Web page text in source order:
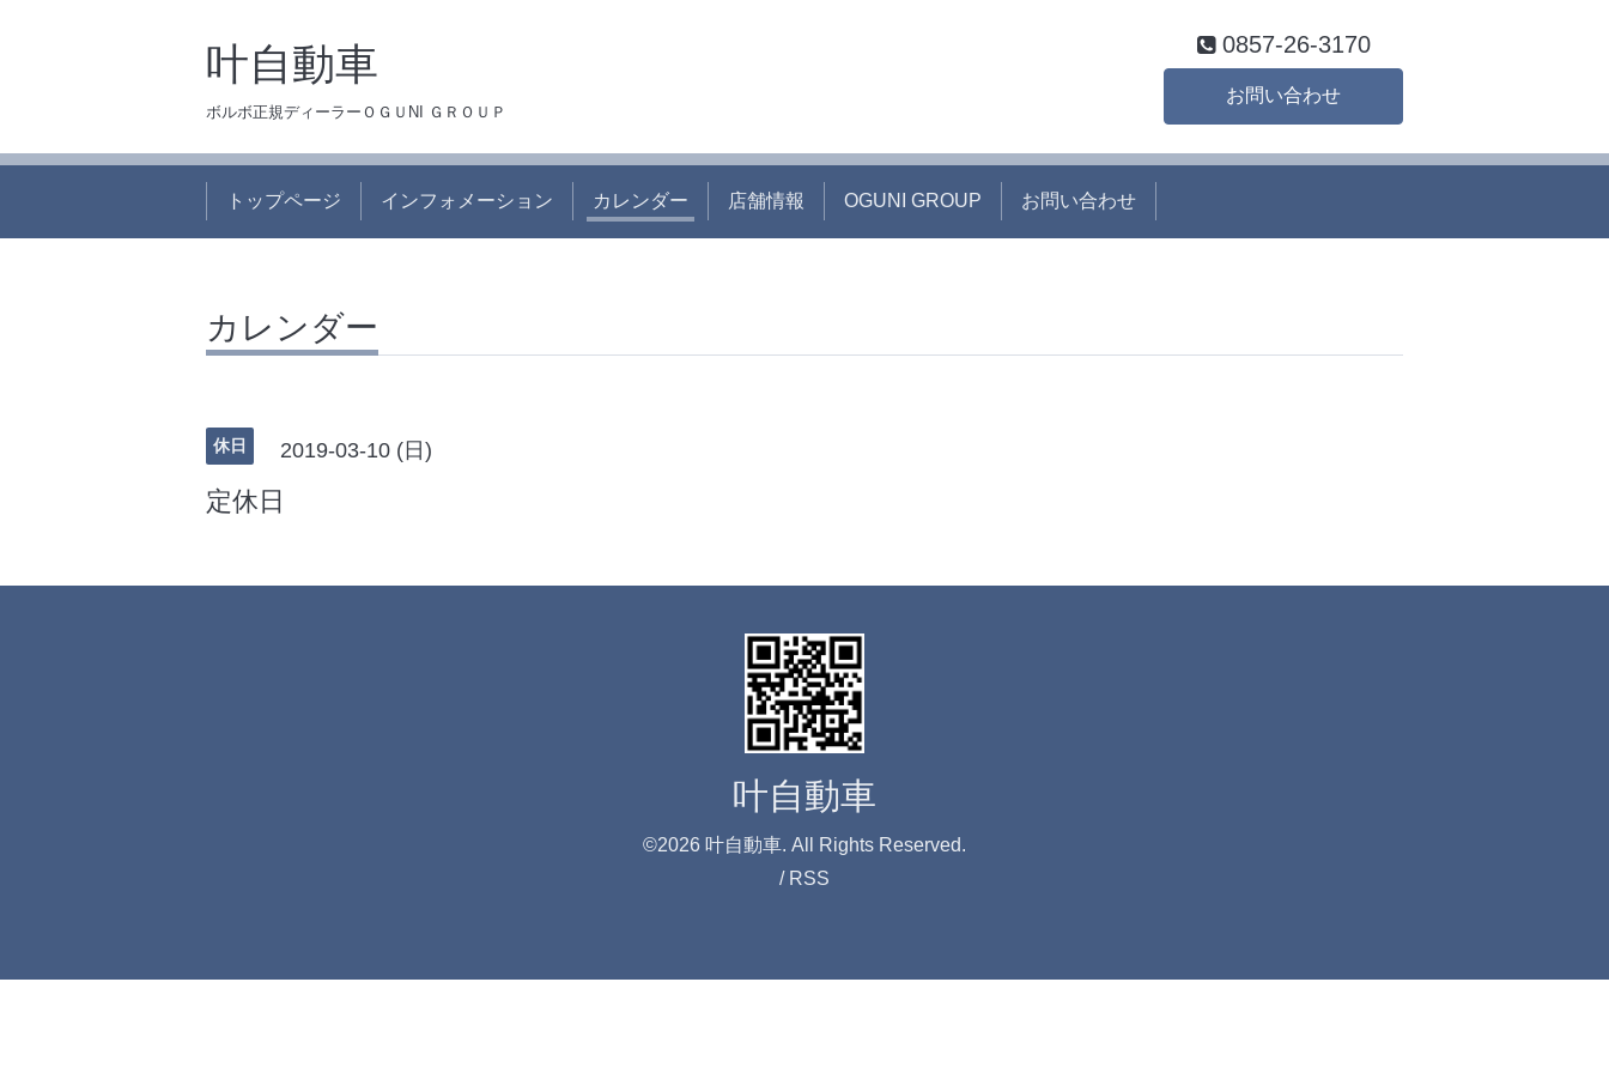
叶自動車
ボルボ正規ディーラーＯＧＵNI ＧＲＯＵＰ
0857-26-3170
お問い合わせ
トップページ インフォメーション カレンダー 店舗情報 OGUNI GROUP お問い合わせ
カレンダー
休日 2019-03-10 (日)
定休日
叶自動車
©2026 叶自動車. All Rights Reserved.
/ RSS